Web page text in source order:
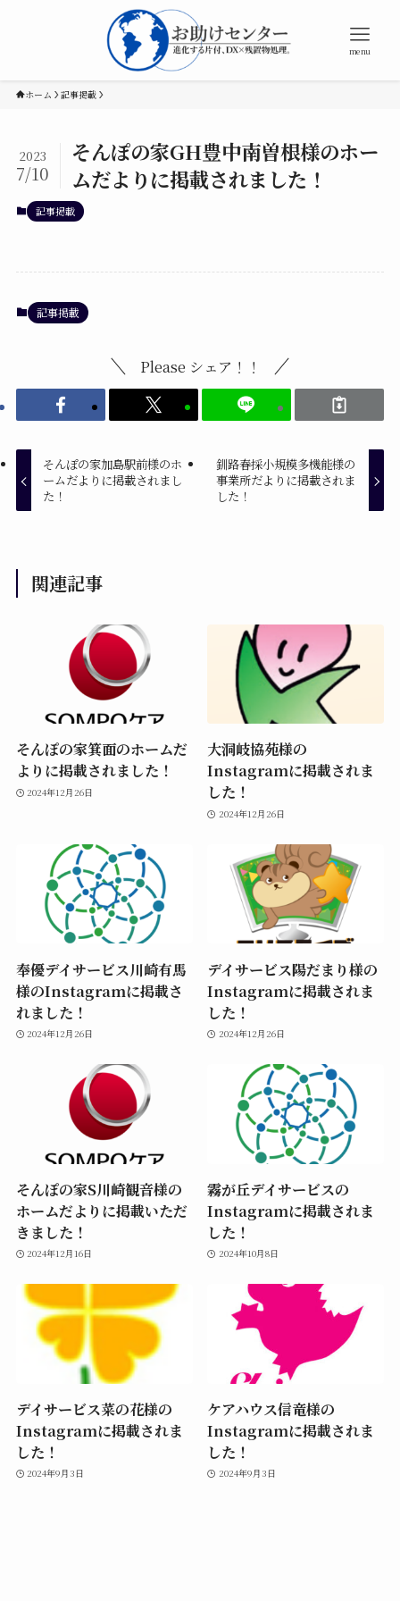
menu
ホーム 記事掲載
そんぽの家GH豊中南曽根様のホー
ムだよりに掲載されました！
2023
7/10
記事掲載
記事掲載
Please シェア！！
そんぽの家加島駅前様のホ
ームだよりに掲載されまし
た！
釧路春採小規模多機能様の
事業所だよりに掲載されま
した！
関連記事
そんぽの家箕面のホームだ
よりに掲載されました！
2024年12月26日
大洞岐協苑様の
Instagramに掲載されま
した！
2024年12月26日
奉優デイサービス川崎有馬
様のInstagramに掲載さ
れました！
2024年12月26日
デイサービス陽だまり様の
Instagramに掲載されま
した！
2024年12月26日
そんぽの家S川崎観音様の
ホームだよりに掲載いただ
きました！
2024年12月16日
霧が丘デイサービスの
Instagramに掲載されま
した！
2024年10月8日
デイサービス菜の花様の
Instagramに掲載されま
した！
2024年9月3日
ケアハウス信竜様の
Instagramに掲載されま
した！
2024年9月3日